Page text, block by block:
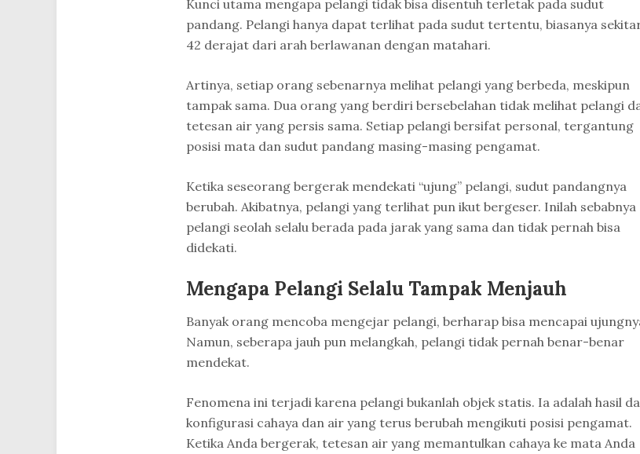
Kunci utama mengapa pelangi tidak bisa disentuh terletak pada sudut
pandang. Pelangi hanya dapat terlihat pada sudut tertentu, biasanya
42 derajat dari arah berlawanan dengan matahari.
Artinya, setiap orang sebenarnya melihat pelangi yang berbeda, meskipun
tampak sama. Dua orang yang berdiri bersebelahan tidak melihat pelangi
tetesan air yang persis sama. Setiap pelangi bersifat personal, tergantung
posisi mata dan sudut pandang masing-masing pengamat.
Ketika seseorang bergerak mendekati “ujung” pelangi, sudut pandangnya
berubah. Akibatnya, pelangi yang terlihat pun ikut bergeser. Inilah sebabnya
pelangi seolah selalu berada pada jarak yang sama dan tidak pernah bisa
didekati.
Mengapa Pelangi Selalu Tampak Menjauh
Banyak orang mencoba mengejar pelangi, berharap bisa mencapai
Namun, seberapa jauh pun melangkah, pelangi tidak pernah benar-benar
mendekat.
Fenomena ini terjadi karena pelangi bukanlah objek statis. Ia adalah hasil
konfigurasi cahaya dan air yang terus berubah mengikuti posisi pengamat.
Ketika Anda bergerak, tetesan air yang memantulkan cahaya ke mata Anda